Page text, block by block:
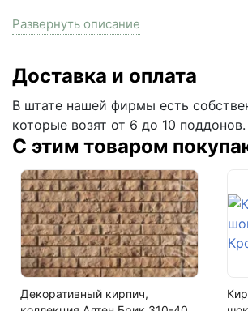
На поддоне
Залог за поддоны
Состав
Тип
Кол-во поддонов в машине
Кол-во в машине
Развернуть описание
Доставка и оплата
В штате нашей фирмы есть
которые возят от 6 до 10
С этим товаром
Декоративный кирпич,